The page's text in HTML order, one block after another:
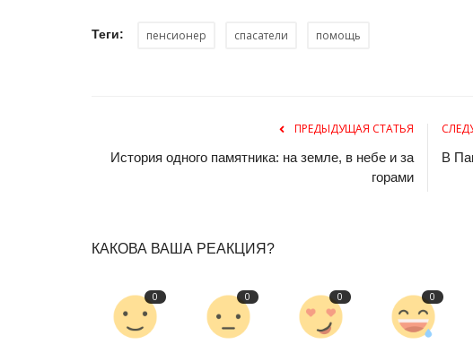
Теги: пенсионер спасатели помощь
ПРЕДЫДУЩАЯ СТАТЬЯ
История одного памятника: на земле, в небе и за
горами
В
КАКОВА ВАША РЕАКЦИЯ?
0 0 0 0